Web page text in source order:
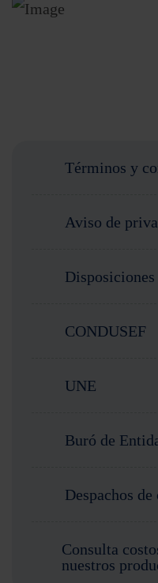
Términos y
Aviso de
Disposiciones
CONDUSEF
UNE
Buró de
Despachos de
Consulta
nuestros